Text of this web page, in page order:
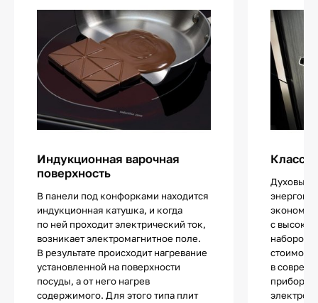
Индукционная варочная
поверхность
В панели под конфорками находится
индукционная катушка, и когда
по ней проходит электрический ток,
возникает электромагнитное поле.
В результате происходит нагревание
установленной на поверхности
посуды, а от него нагрев
содержимого. Для этого типа плит
Класс
Духовые
с
набором
в